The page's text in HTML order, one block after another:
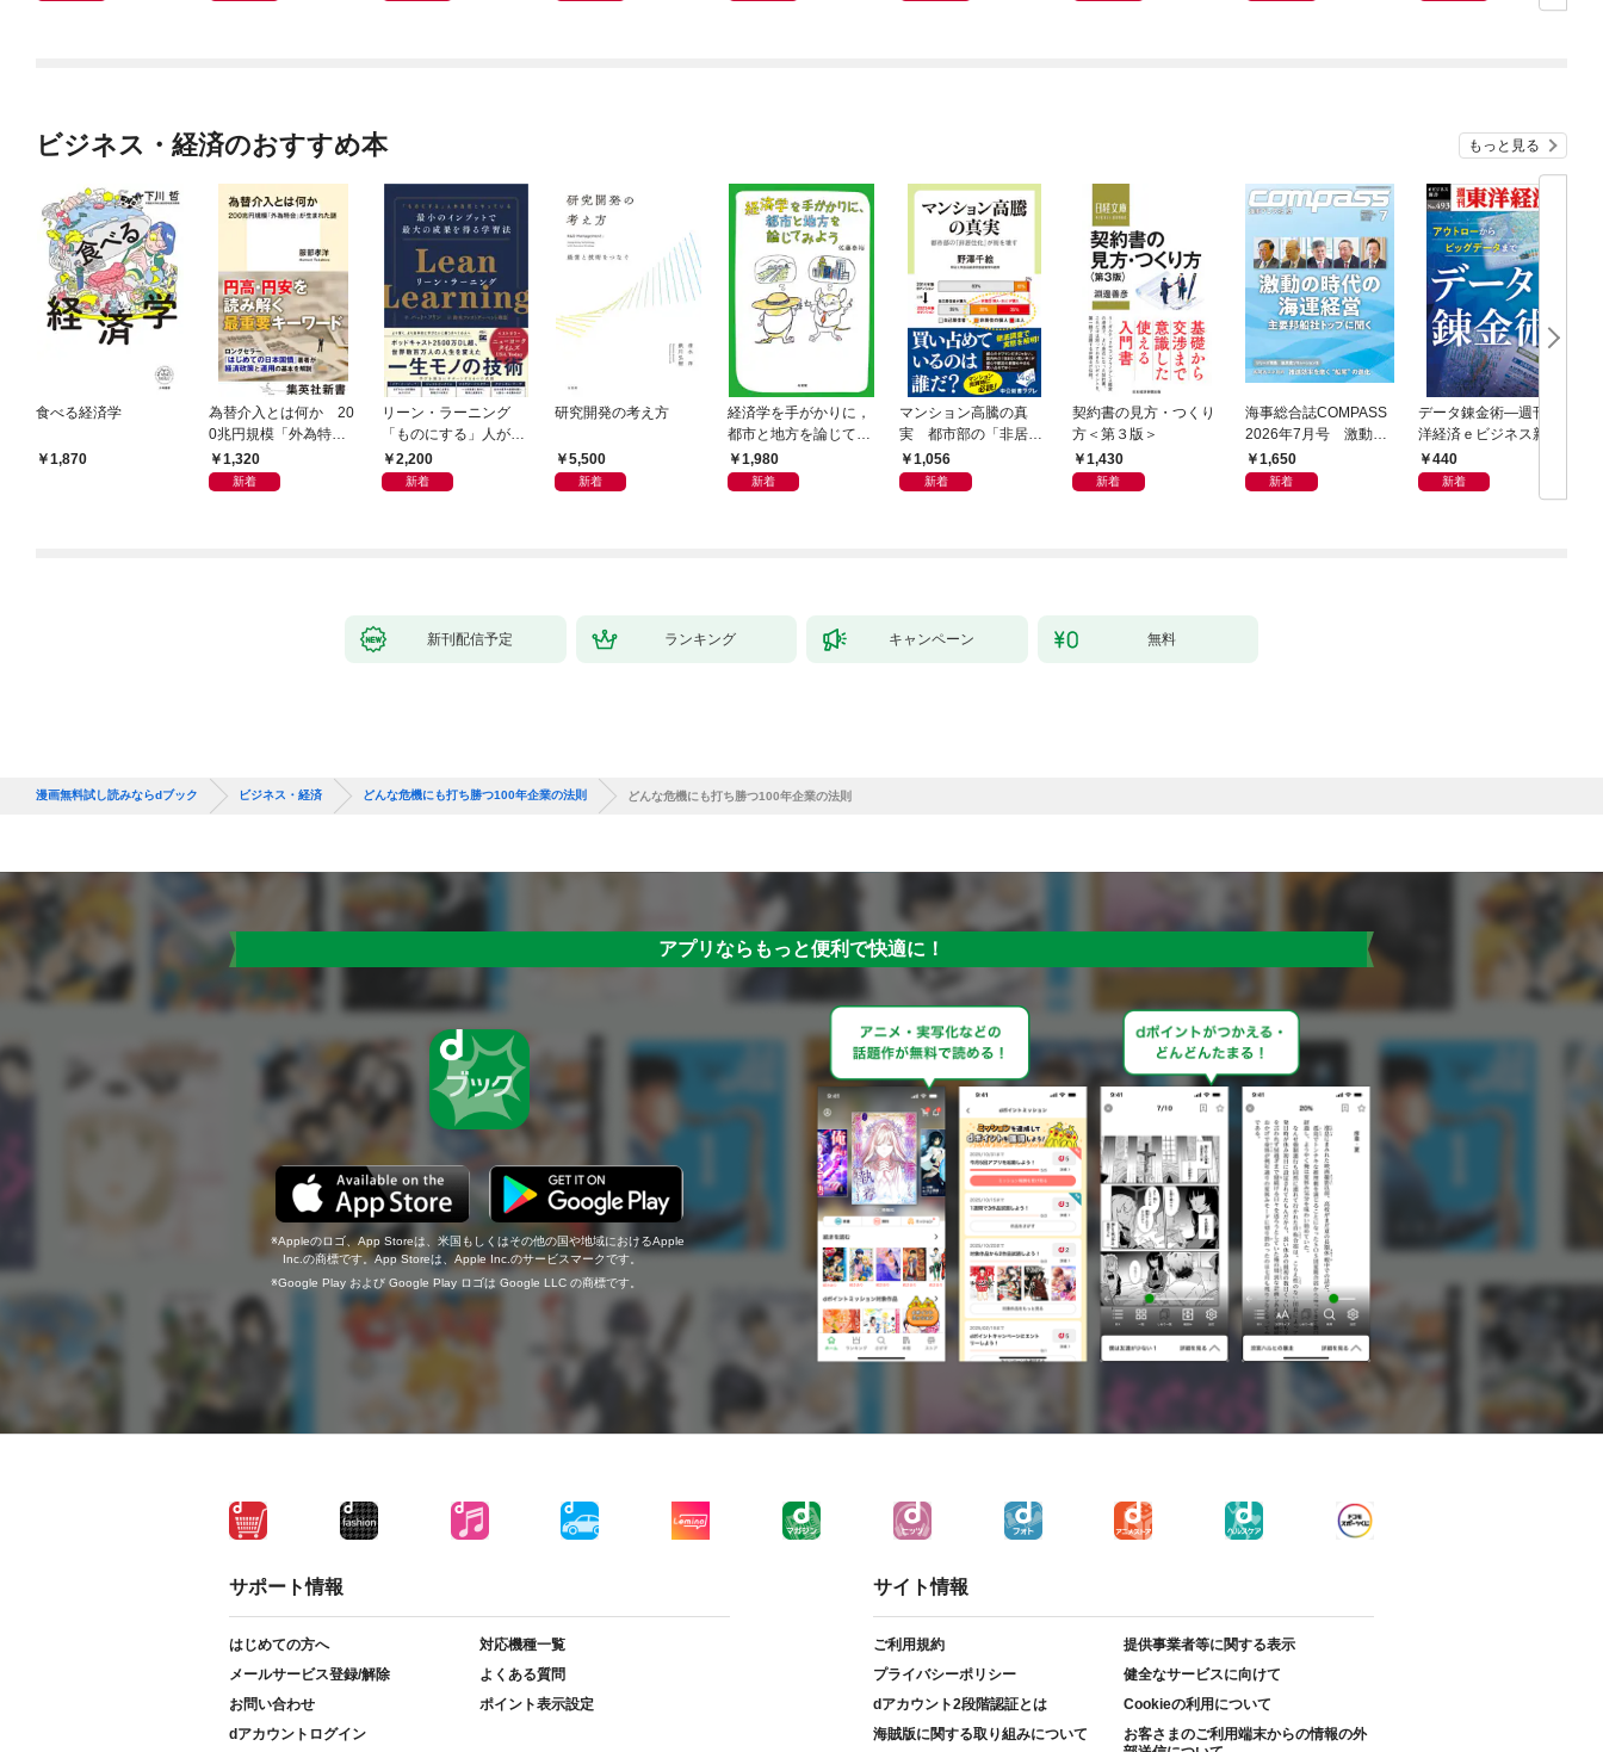
ビジネス・経済のおすすめ本 もっと見る
食べる経済学
1,870
為替介入とは何か 20
0兆円規模「外為特
会」が生まれた謎
1,320
新着
リーン・ラーニング
「ものにする」人が自
然とやっている 最小の
インプットで最大の成
2,200
新着
研究開発の考え方
5,500
新着
経済学を手がかりに，
都市と地方を論じてみ
よう1,980
新着
マンション高騰の真
実 都市部の「非居住
化」が街を壊す
1,056
新着
契約書の見方・つくり
方＜第３版＞
1,430
新着
海事総合誌COMPASS
2026年7月号 激動の
時代の海運経営 主要
邦船社トップに聞く
1,650
新着
データ錬金術―週刊東
洋経済ｅビジネス新書
Ｎo.493
440
新着
新刊配信予定 ランキング キャンペーン 無料
漫画無料試し読みならdブック ビジネス・経済 どんな危機にも打ち勝つ100年企業の法則 どんな危機にも打ち勝つ100年企業の法則
アプリならもっと便利で快適に！
Appleのロゴ、App Storeは、米国もしくはその他の国や地域におけるApple
Inc.の商標です。App Storeは、Apple Inc.のサービスマークです。
Google Play および Google Play ロゴは Google LLC の商標です。
サポート情報
はじめての方へ
対応機種一覧
メールサービス登録/解除
よくある質問
お問い合わせ
ポイント表示設定
dアカウントログイン
サイト情報
ご利用規約
提供事業者等に関する表示
プライバシーポリシー
健全なサービスに向けて
dアカウント2段階認証とは
Cookieの利用について
海賊版に関する取り組みについて
お客さまのご利用端末からの情報の外